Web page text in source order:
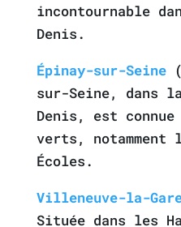
incontournable
Denis.
Épinay-sur-Seine
sur-Seine, dans
Denis, est connue
verts, notamment
Écoles.
Villeneuve-la-
Située dans les